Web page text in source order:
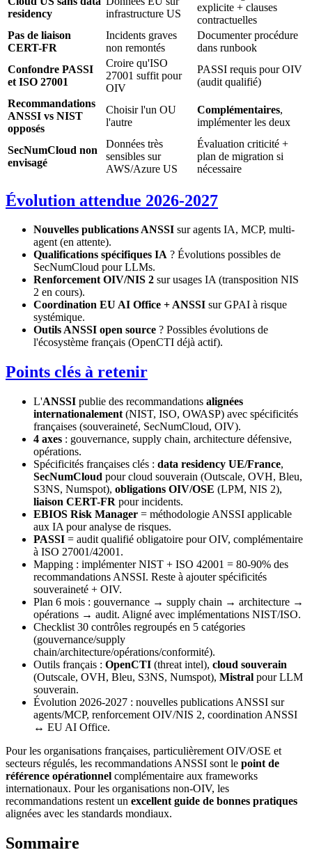
residency
infrastructure US
explicite + clauses
contractuelles
Pas de liaison
CERT-FR
Incidents graves
non remontés
Documenter procédure
dans runbook
Confondre PASSI
et ISO 27001
Croire qu'ISO
27001 suffit pour
OIV
PASSI requis pour OIV
(audit qualifié)
Recommandations
ANSSI vs NIST
opposés
Choisir l'un OU
l'autre
Complémentaires,
implémenter les deux
SecNumCloud non
envisagé
Données très
sensibles sur
AWS/Azure US
Évaluation criticité +
plan de migration si
nécessaire
Évolution attendue 2026-2027
Nouvelles publications ANSSI sur agents IA, MCP, multi-
agent (en attente).
Qualifications spécifiques IA ? Évolutions possibles de
SecNumCloud pour LLMs.
Renforcement OIV/NIS 2 sur usages IA (transposition NIS
2 en cours).
Coordination EU AI Office + ANSSI sur GPAI à risque
systémique.
Outils ANSSI open source ? Possibles évolutions de
l'écosystème français (OpenCTI déjà actif).
Points clés à retenir
L'ANSSI publie des recommandations alignées
internationalement (NIST, ISO, OWASP) avec spécificités
françaises (souveraineté, SecNumCloud, OIV).
4 axes : gouvernance, supply chain, architecture défensive,
opérations.
Spécificités françaises clés : data residency UE/France,
SecNumCloud pour cloud souverain (Outscale, OVH, Bleu,
S3NS, Numspot), obligations OIV/OSE (LPM, NIS 2),
liaison CERT-FR pour incidents.
EBIOS Risk Manager = méthodologie ANSSI applicable
aux IA pour analyse de risques.
PASSI = audit qualifié obligatoire pour OIV, complémentaire
à ISO 27001/42001.
Mapping : implémenter NIST + ISO 42001 = 80-90% des
recommandations ANSSI. Reste à ajouter spécificités
souveraineté + OIV.
Plan 6 mois : gouvernance → supply chain → architecture →
opérations → audit. Aligné avec implémentations NIST/ISO.
Checklist 30 contrôles regroupés en 5 catégories
(gouvernance/supply
chain/architecture/opérations/conformité).
Outils français : OpenCTI (threat intel), cloud souverain
(Outscale, OVH, Bleu, S3NS, Numspot), Mistral pour LLM
souverain.
Évolution 2026-2027 : nouvelles publications ANSSI sur
agents/MCP, renforcement OIV/NIS 2, coordination ANSSI
↔ EU AI Office.
Pour les organisations françaises, particulièrement OIV/OSE et
secteurs régulés, les recommandations ANSSI sont le point de
référence opérationnel complémentaire aux frameworks
internationaux. Pour les organisations non-OIV, les
recommandations restent un excellent guide de bonnes pratiques
alignées avec les standards mondiaux.
Sommaire